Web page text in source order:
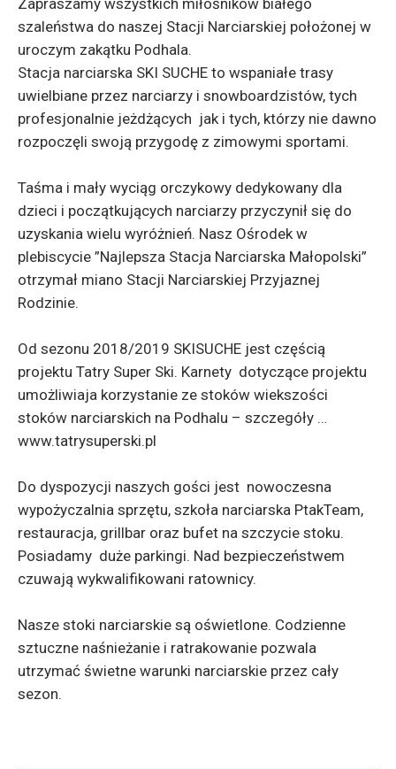
Zapraszamy wszystkich miłośników białego
szaleństwa do naszej Stacji Narciarskiej położonej w
uroczym zakątku Podhala.
Stacja narciarska SKI SUCHE to wspaniałe trasy
uwielbiane przez narciarzy i snowboardzistów, tych
profesjonalnie jeżdżących jak i tych, którzy nie dawno
rozpoczęli swoją przygodę z zimowymi sportami.
Taśma i mały wyciąg orczykowy dedykowany dla
dzieci i początkujących narciarzy przyczynił się do
uzyskania wielu wyróżnień. Nasz Ośrodek w
plebiscycie ”Najlepsza Stacja Narciarska Małopolski”
otrzymał miano Stacji Narciarskiej Przyjaznej
Rodzinie.
Od sezonu 2018/2019 SKISUCHE jest częścią
projektu Tatry Super Ski. Karnety dotyczące projektu
umożliwiaja korzystanie ze stoków wiekszości
stoków narciarskich na Podhalu – szczegóły …
www.tatrysuperski.pl
Do dyspozycji naszych gości jest nowoczesna
wypożyczalnia sprzętu, szkoła narciarska PtakTeam,
restauracja, grillbar oraz bufet na szczycie stoku.
Posiadamy duże parkingi. Nad bezpieczeństwem
czuwają wykwalifikowani ratownicy.
Nasze stoki narciarskie są oświetlone. Codzienne
sztuczne naśnieżanie i ratrakowanie pozwala
utrzymać świetne warunki narciarskie przez cały
sezon.